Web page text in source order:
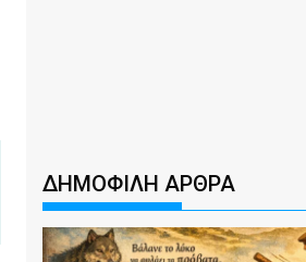
ΔΗΜΟΦΙΛΗ ΑΡΘΡΑ